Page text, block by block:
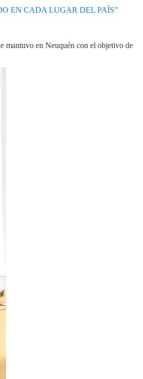
EN CADA LUGAR DEL PAÍS”
mantuvo en Neuquén con el objetivo de